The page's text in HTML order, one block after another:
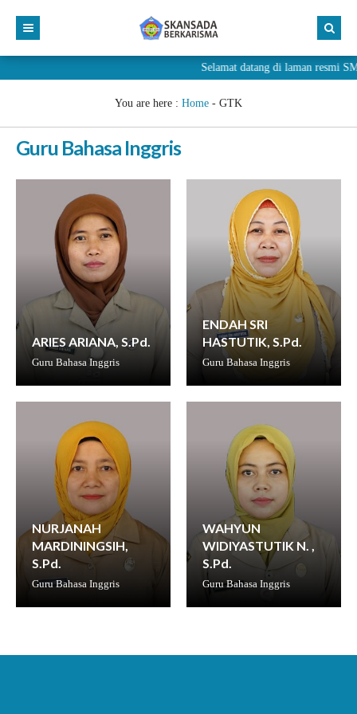
Selamat datang di laman resmi
You are here : Home - GTK
Guru Bahasa Inggris
ARIES ARIANA, S.Pd.
Guru Bahasa Inggris
ENDAH SRI
HASTUTIK, S.Pd.
Guru Bahasa Inggris
NURJANAH
MARDININGSIH,
S.Pd.
Guru Bahasa Inggris
WAHYUN
WIDIYASTUTIK N. ,
S.Pd.
Guru Bahasa Inggris